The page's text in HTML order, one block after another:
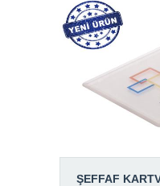
ŞEFFAF